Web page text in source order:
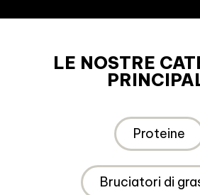
LE NOSTRE
Proteine
Bruciatori di